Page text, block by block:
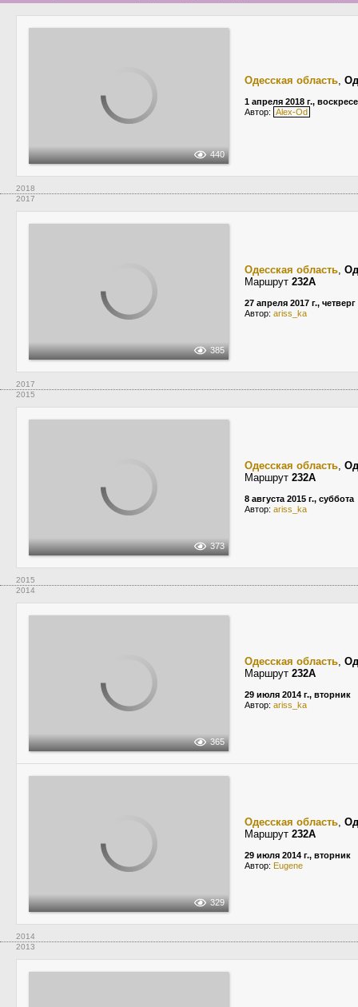
440
Одесская область,
1 апреля 2018 г.,
Автор: Alex-Od
2018
2017
385
Одесская область,
Маршрут 232А
27 апреля 2017 г., четверг
Автор: ariss_ka
2017
2015
373
Одесская область,
Маршрут 232А
8 августа 2015 г., суббота
Автор: ariss_ka
2015
2014
365
Одесская область,
Маршрут 232А
29 июля 2014 г., вторник
Автор: ariss_ka
329
Одесская область,
Маршрут 232А
29 июля 2014 г., вторник
Автор: Eugene
2014
2013